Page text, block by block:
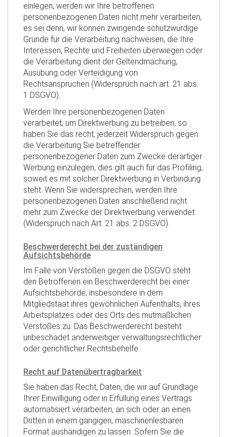
einlegen, werden wir Ihre betroffenen
personenbezogenen Daten nicht mehr verarbeiten,
es sei denn, wir können zwingende schutzwürdige
Gründe für die Verarbeitung nachweisen, die Ihre
Interessen, Rechte und Freiheiten überwiegen oder
die Verarbeitung dient der Geltendmachung,
Ausübung oder Verteidigung von
Rechtsansprüchen (Widerspruch nach art. 21 abs.
1 DSGVO).
Werden Ihre personenbezogenen Daten
verarbeitet, um Direktwerbung zu betreiben, so
haben Sie das recht, jederzeit Widerspruch gegen
die Verarbeitung Sie betreffender
personenbezogener Daten zum Zwecke derartiger
Werbung einzulegen; dies gilt auch für das Profiling,
soweit es mit solcher Direktwerbung in Verbindung
steht. Wenn Sie widersprechen, werden Ihre
personenbezogenen Daten anschließend nicht
mehr zum Zwecke der Direktwerbung verwendet
(Widerspruch nach Art. 21 abs. 2 DSGVO).
Beschwerderecht bei der zuständigen
Aufsichtsbehörde
Im Falle von Verstößen gegen die DSGVO steht
den Betroffenen ein Beschwerderecht bei einer
Aufsichtsbehörde, insbesondere in dem
Mitgliedstaat ihres gewöhnlichen Aufenthalts, ihres
Arbeitsplatzes oder des Orts des mutmaßlichen
Verstoßes zu. Das Beschwerderecht besteht
unbeschadet anderweitiger verwaltungsrechtlicher
oder gerichtlicher Rechtsbehelfe.
Recht auf Datenübertragbarkeit
Sie haben das Recht, Daten, die wir auf Grundlage
Ihrer Einwilligung oder in Erfüllung eines Vertrags
automatisiert verarbeiten, an sich oder an einen
Dritten in einem gängigen, maschinenlesbaren
Format aushändigen zu lassen. Sofern Sie die